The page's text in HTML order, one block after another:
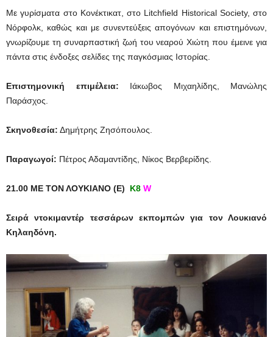
Με γυρίσματα στο Κονέκτικατ, στο Litchfield Historical Society, στο
Nόρφολκ, καθώς και με συνεντεύξεις απογόνων και επιστημόνων,
γνωρίζουμε τη συναρπαστική ζωή του νεαρού Χιώτη που έμεινε για
πάντα στις ένδοξες σελίδες της παγκόσμιας Ιστορίας.
Επιστημονική επιμέλεια: Ιάκωβος Μιχαηλίδης, Μανώλης
Παράσχος.
Σκηνοθεσία: Δημήτρης Ζησόπουλος.
Παραγωγοί: Πέτρος Αδαμαντίδης, Νίκος Βερβερίδης.
21.00 ΜΕ ΤΟΝ ΛΟΥΚΙΑΝΟ (Ε) Κ8 W
Σειρά ντοκιμαντέρ τεσσάρων εκπομπών για τον Λουκιανό
Κηλαηδόνη.